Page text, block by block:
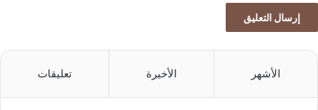
الأشهر الأخيرة تعليقات